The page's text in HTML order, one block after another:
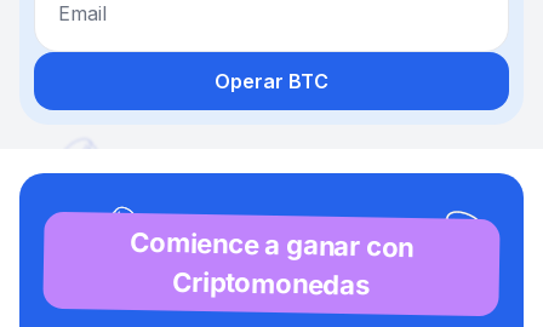
Email
Operar BTC
Comience a ganar con
Criptomonedas